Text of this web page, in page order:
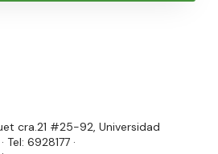
cra.21 #25-92, Universidad
6928177 ·